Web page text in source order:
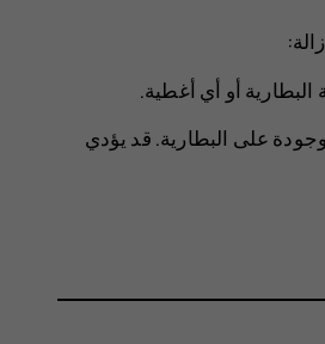
أو أي أغطية.
على البطارية. قد يؤدي